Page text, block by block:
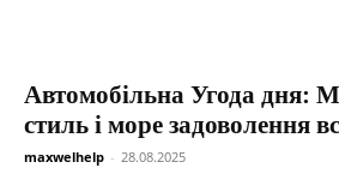
Автомобільна Угода дня:
стиль і море задоволення
maxwelhelp - 28.08.2025